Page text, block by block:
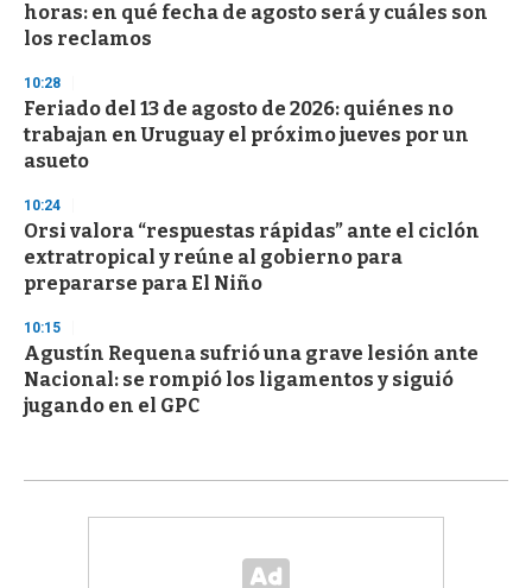
horas: en qué fecha de agosto será y cuáles son
los reclamos
10:28
Feriado del 13 de agosto de 2026: quiénes no
trabajan en Uruguay el próximo jueves por un
asueto
10:24
Orsi valora “respuestas rápidas” ante el ciclón
extratropical y reúne al gobierno para
prepararse para El Niño
10:15
Agustín Requena sufrió una grave lesión ante
Nacional: se rompió los ligamentos y siguió
jugando en el GPC